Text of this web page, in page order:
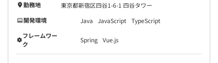
勤務地
東京都新宿区四谷1-6-1 四谷タワー
開発環境
Java JavaScript
TypeScript
フレームワー
ク
Spring Vue.js